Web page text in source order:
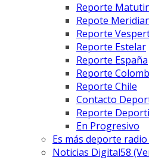
Reporte
Repote
Reporte
Reporte Estelar
Reporte España
Reporte
Reporte Chile
Contacto
Reporte
En Progresivo
Es más deporte
Noticias Digital58